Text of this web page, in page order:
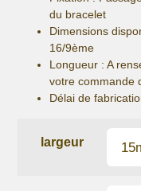
du bracelet
Dimensions
16/9ème
Longueur : A
votre commande
Délai de
largeur